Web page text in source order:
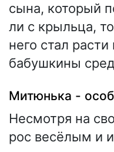
сына, который
ли с крыльца,
него стал
бабушкины
Митюнька -
Несмотря на
рос весёлым и